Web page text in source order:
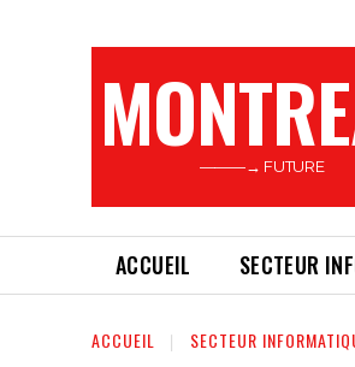
———→ FUTURE
ACCUEIL SECTEUR
ACCUEIL SECTEUR